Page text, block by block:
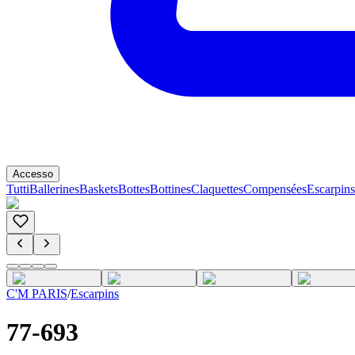
Accesso
TuttiBallerinesBasketsBottesBottinesClaquettesCompenséesEscarpins
C'M PARIS/Escarpins
77-693